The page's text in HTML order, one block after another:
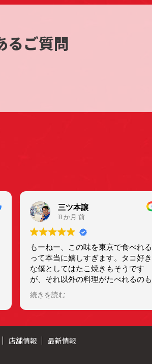
るご質問
三ツ本譲
11 か月 前
もーねー、この味を東京で食べれる
って本当に嬉しすぎます。タコ好き
な僕としてはたこ焼きもそうです
が、それ以外の料理がたべれるのも
本当に嬉しくて、サラダからカルパ
ッチョから餃子まで最高すぎます。
ぜひ一度は食べるべきandテイクア
続きを読む
店舗情報 最新情報